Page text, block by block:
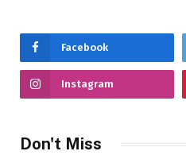
Facebook
Instagram
Don't Miss